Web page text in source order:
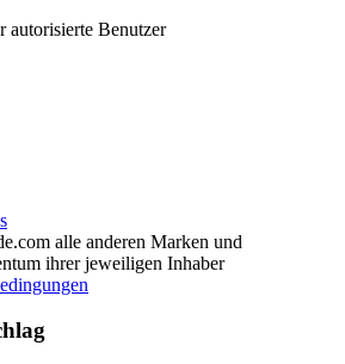
autorisierte Benutzer
alle anderen Marken und
ihrer jeweiligen Inhaber